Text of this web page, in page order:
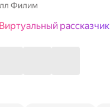
Филим
рассказчик